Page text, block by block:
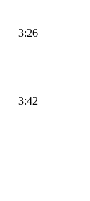
3:26
3:42